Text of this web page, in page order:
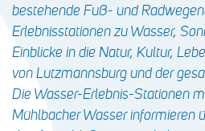
bestehende Fuß- und
Erlebnisstationen zu Wasser,
Einblicke in die Natur, Kultur,
von Lutzmannsburg und der
Die Wasser-Erlebnis-Stationen
Mühlbacher Wasser informieren